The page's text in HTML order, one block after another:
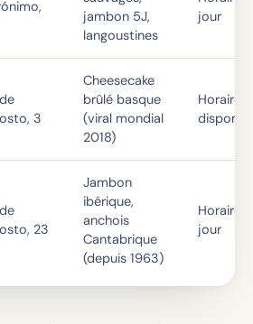
jambon 5J,
langoustines
jour
3
Cheesecake
brûlé basque
(viral mondial
2018)
Horaires
23
Jambon
ibérique,
anchois
Cantabrique
(depuis 1963)
Horaires
jour